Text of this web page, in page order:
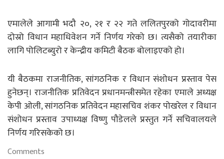
एमालेले आगामी भदौ २०, २१ र २२ गते ललितपुरको गोदावरीमा
दोस्रो विधान महाधिवेशन गर्ने निर्णय गरेको छ। त्यसैको तयारीका
लागि पोलिटब्युरो र केन्द्रीय कमिटी बैठक बोलाइएको हो।
यी बैठकमा राजनीतिक, सांगठनिक र विधान संशोधन प्रस्ताव पेस
हुनेछन्। राजनीतिक प्रतिवेदन प्रधानमन्त्रीसमेत रहेका एमाले अध्यक्ष
केपी ओली, सांगठनिक प्रतिवेदन महासचिव शंकर पोखरेल र विधान
संशोधन प्रस्ताव उपाध्यक्ष विष्णु पौडेलले प्रस्तुत गर्ने सचिवालयले
निर्णय गरिसकेको छ।
Comments